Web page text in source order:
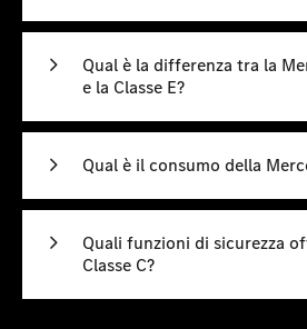
Qual è la differenza tra la
e la Classe E?
Qual è il consumo della
Quali funzioni di sicurezza
Classe C?